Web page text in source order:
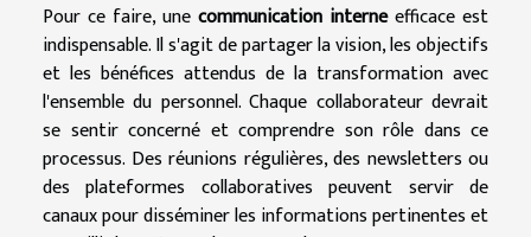
Pour ce faire, une communication interneefficace est
indispensable. Il s'agit de partager la vision, les objectifs
et les bénéfices attendus de la transformation avec
l'ensemble du personnel. Chaque collaborateur devrait
se sentir concerné et comprendre son rôle dans ce
processus. Des réunions régulières, des newsletters ou
des plateformes collaboratives peuvent servir de
canaux pour disséminer les informations pertinentes et